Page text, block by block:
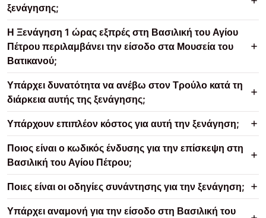
ξενάγησης;
Η Ξενάγηση 1 ώρας εξπρές στη Βασιλική του Αγίου
Πέτρου περιλαμβάνει την είσοδο στα Μουσεία του
Βατικανού;
Υπάρχει δυνατότητα να ανέβω στον Τρούλο κατά τη
διάρκεια αυτής της ξενάγησης;
Υπάρχουν επιπλέον κόστος για αυτή την ξενάγηση;
Ποιος είναι ο κωδικός ένδυσης για την επίσκεψη στη
Βασιλική του Αγίου Πέτρου;
Ποιες είναι οι οδηγίες συνάντησης για την ξενάγηση;
Υπάρχει αναμονή για την είσοδο στη Βασιλική του